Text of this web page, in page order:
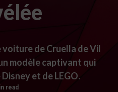
de Cruella de Vil
modèle captivant qui
et de LEGO.
read